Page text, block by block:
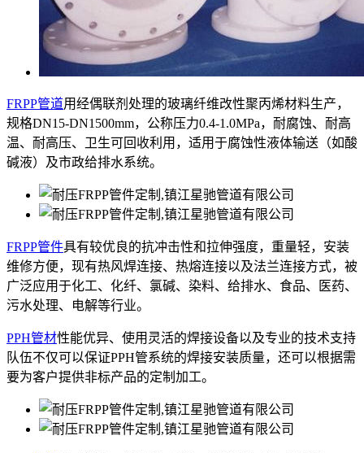
FRPP管道用经偶联剂处理的玻璃纤维改性聚丙烯材料生产，
规格DN15-DN1500mm，公称压力0.4-1.0MPa，耐腐蚀、耐高
温、耐高压、卫生可回收利用，适用于腐蚀性液体输送（如酸
碱液）及市政给排水系统。
FRPP管件具有较优良的抗冲击性和拉伸强度，重量轻，安装
维修方便，现有热风焊连接、热熔连接以及法兰连接方式，被
广泛应用于化工、化纤、氯碱、染料、给排水、食品、医药、
污水处理、电解等行业。
PPH管材性能优异、使用灵活的焊接设备以及专业的技术支持
队伍不仅可以保证PPH管系统的焊接安装质量，还可以根据需
要为客户提供非标产品的定制加工。